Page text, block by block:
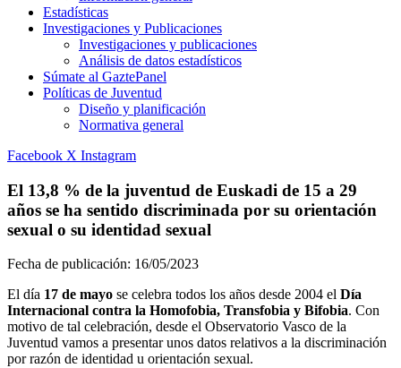
Estadísticas
Investigaciones y Publicaciones
Investigaciones y publicaciones
Análisis de datos estadísticos
Súmate al GaztePanel
Políticas de Juventud
Diseño y planificación
Normativa general
Facebook X Instagram
El 13,8 % de la juventud de Euskadi de 15 a 29
años se ha sentido discriminada por su orientación
sexual o su identidad sexual
Fecha de publicación: 16/05/2023
El día 17 de mayo se celebra todos los años desde 2004 el Día
Internacional contra la Homofobia, Transfobia y Bifobia. Con
motivo de tal celebración, desde el Observatorio Vasco de la
Juventud vamos a presentar unos datos relativos a la discriminación
por razón de identidad u orientación sexual.